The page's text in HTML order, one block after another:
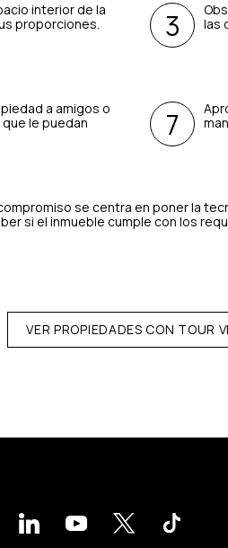
interior de la
proporciones.
las
a amigos o
le puedan
se centra en poner la
si el inmueble cumple con los
VER PROPIEDADES CON TOUR